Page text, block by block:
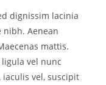
dignissim lacinia
Aenean
mattis.
vel nunc
vel, suscipit